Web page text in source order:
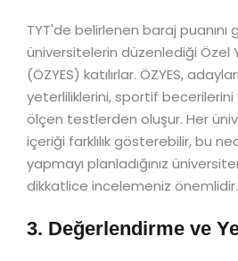
TYT'de belirlenen baraj
üniversitelerin düzenlediği Özel
(ÖZYES) katılırlar. ÖZYES,
yeterliliklerini, sportif becerilerini
ölçen testlerden oluşur. Her
içeriği farklılık gösterebilir, bu
yapmayı planladığınız
dikkatlice incelemeniz önemlidir.
3. Değerlendirme ve